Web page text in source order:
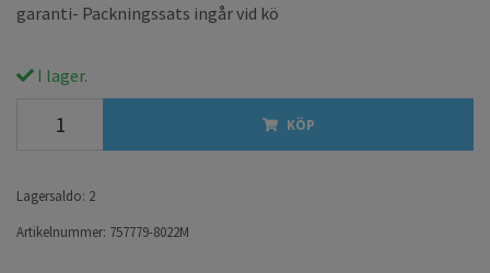
garanti- Packningssats ingår vid kö
I lager.
KÖP
Lagersaldo: 2
Artikelnummer: 757779-8022M